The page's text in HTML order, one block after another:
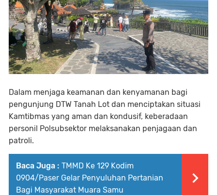
Dalam menjaga keamanan dan kenyamanan bagi
pengunjung DTW Tanah Lot dan menciptakan situasi
Kamtibmas yang aman dan kondusif, keberadaan
personil Polsubsektor melaksanakan penjagaan dan
patroli.
Baca Juga : TMMD Ke 129 Kodim
0904/Paser Gelar Penyuluhan Pertanian
Bagi Masyarakat Muara Samu